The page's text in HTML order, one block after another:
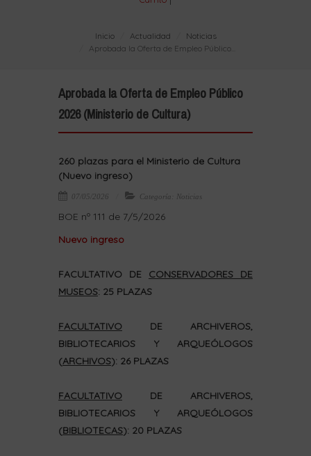
Inicio Actualidad
Noticias
Aprobada la Oferta de Empleo Público...
Aprobada la Oferta de Empleo Público
2026 (Ministerio de Cultura)
260 plazas para el Ministerio de Cultura
(Nuevo ingreso)
07/05/2026 Categoría: Noticias
BOE nº 111 de 7/5/2026
Nuevo ingreso
FACULTATIVO DE CONSERVADORES DE
MUSEOS: 25 PLAZAS
FACULTATIVO DE ARCHIVEROS,
BIBLIOTECARIOS Y ARQUEÓLOGOS
(ARCHIVOS): 26 PLAZAS
FACULTATIVO DE ARCHIVEROS,
BIBLIOTECARIOS Y ARQUEÓLOGOS
(BIBLIOTECAS): 20 PLAZAS